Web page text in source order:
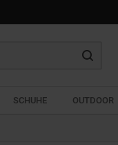
SCHUHE OUTDOOR